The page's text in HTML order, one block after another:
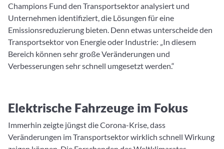
Champions Fund den Transportsektor analysiert und
Unternehmen identifiziert, die Lösungen für eine
Emissionsreduzierung bieten. Denn etwas unterscheide den
Transportsektor von Energie oder Industrie: „In diesem
Bereich können sehr große Veränderungen und
Verbesserungen sehr schnell umgesetzt werden.“
Elektrische Fahrzeuge im Fokus
Immerhin zeigte jüngst die Corona-Krise, dass
Veränderungen im Transportsektor wirklich schnell Wirkung